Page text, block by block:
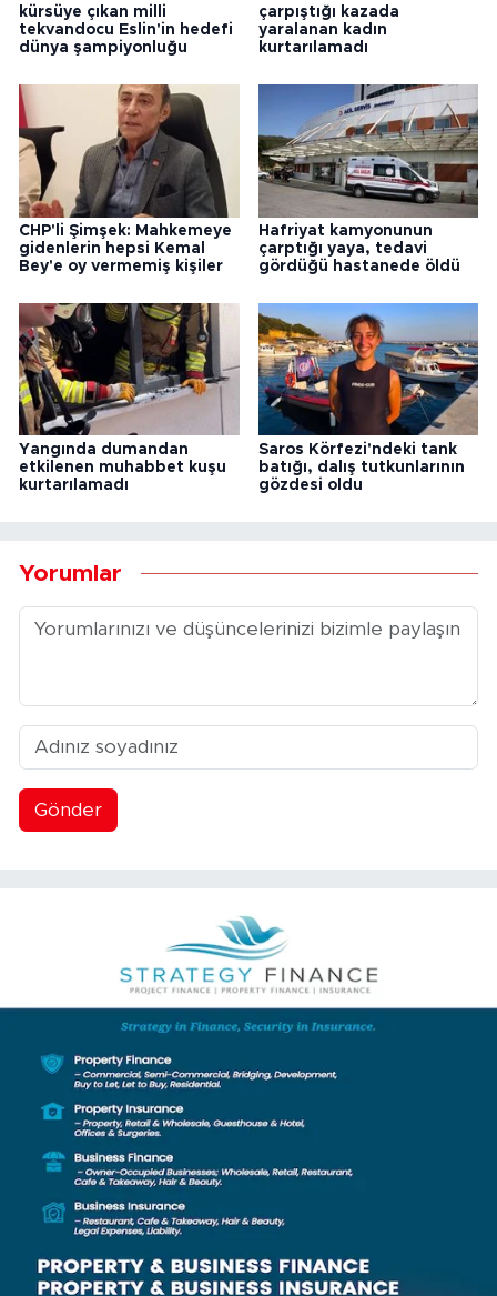
kürsüye çıkan milli
tekvandocu Eslin'in hedefi
dünya şampiyonluğu
çarpıştığı kazada
yaralanan kadın
kurtarılamadı
CHP'li Şimşek: Mahkemeye
gidenlerin hepsi Kemal
Bey'e oy vermemiş kişiler
Hafriyat kamyonunun
çarptığı yaya, tedavi
gördüğü hastanede öldü
Yangında dumandan
etkilenen muhabbet kuşu
kurtarılamadı
Saros Körfezi'ndeki tank
batığı, dalış tutkunlarının
gözdesi oldu
Yorumlar
Gönder